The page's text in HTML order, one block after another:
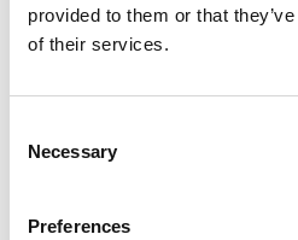
provided to them or that
of their services.
Selection
Necessary
Preferences